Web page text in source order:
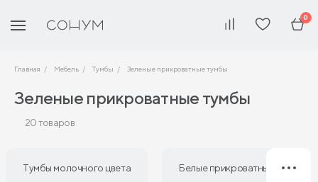
0
Главная Мебель Тумбы Зеленые прикроватные тумбы
Зеленые прикроватные тумбы
20 товаров
Тумбы молочного цвета Белые прикроватные тумбы